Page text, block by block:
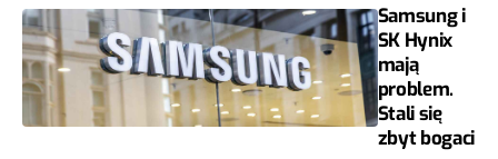
Samsung i
SK Hynix
mają
problem.
Stali się
zbyt bogaci